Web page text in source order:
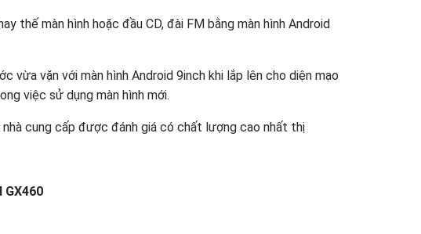
thế màn hình hoặc đầu CD, đài FM bằng màn hình Android
vặn với màn hình Android 9inch khi lắp lên cho diện mạo
việc sử dụng màn hình mới.
nhà cung cấp được đánh giá có chất lượng cao nhất thị
GX460